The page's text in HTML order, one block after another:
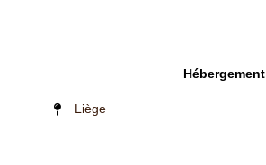
Hébergement
Liège